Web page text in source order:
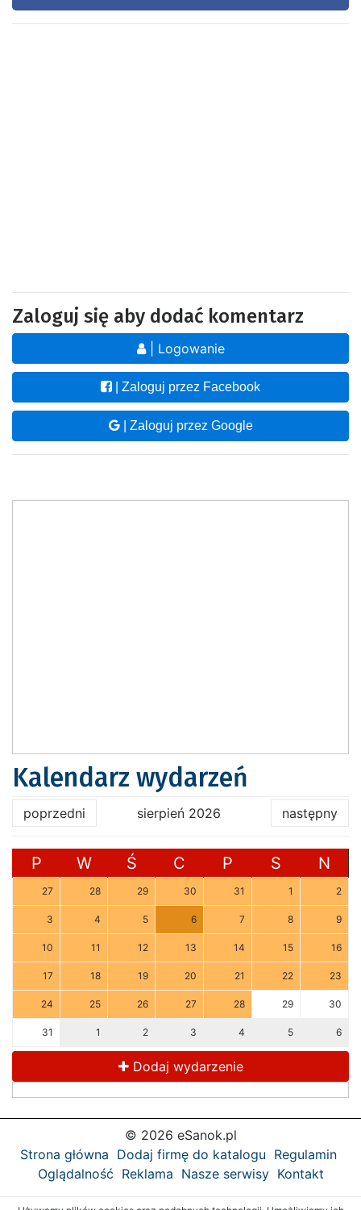
Zaloguj się aby dodać komentarz
| Logowanie
| Zaloguj przez Facebook
| Zaloguj przez Google
Kalendarz wydarzeń
poprzedni sierpień 2026 następny
P W Ś C P S N
27 28 29 30 31 1 2
3 4 5 6 7 8 9
10 11 12 13 14 15 16
17 18 19 20 21 22 23
24 25 26 27 28 29 30
31 1 2 3 4 5 6
Dodaj wydarzenie
© 2026 eSanok.pl
Strona główna Dodaj firmę do katalogu Regulamin
Oglądalność Reklama Nasze serwisy Kontakt